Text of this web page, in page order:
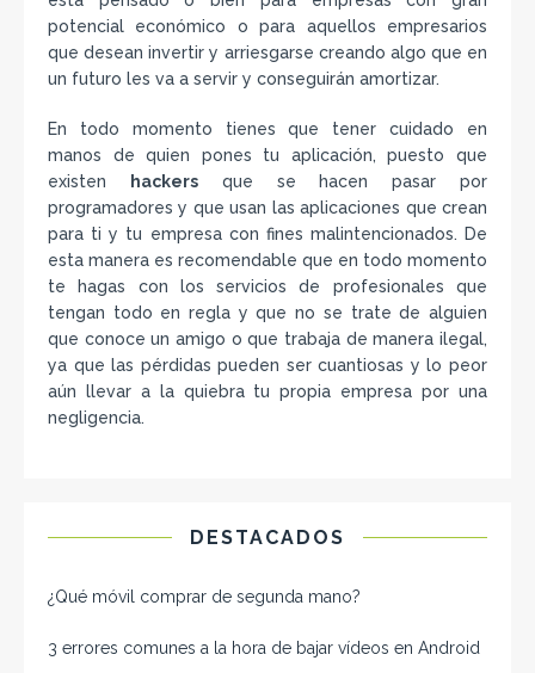
potencial económico o para aquellos empresarios
que desean invertir y arriesgarse creando algo que en
un futuro les va a servir y conseguirán amortizar.
En todo momento tienes que tener cuidado en
manos de quien pones tu aplicación, puesto que
existen
hackersque se hacen pasar por
programadores y que usan las aplicaciones que crean
para ti y tu empresa con fines malintencionados. De
esta manera es recomendable que en todo momento
te hagas con los servicios de profesionales que
tengan todo en regla y que no se trate de alguien
que conoce un amigo o que trabaja de manera ilegal,
ya que las pérdidas pueden ser cuantiosas y lo peor
aún llevar a la quiebra tu propia empresa por una
negligencia.
DESTACADOS
¿Qué móvil comprar de segunda mano​?
3 errores comunes a la hora de bajar vídeos en Android